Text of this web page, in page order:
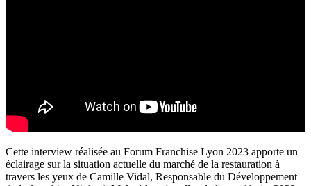
Cette interview réalisée au Forum Franchise Lyon 2023 apporte un
éclairage sur la situation actuelle du marché de la restauration à
travers les yeux de Camille Vidal, Responsable du Développement